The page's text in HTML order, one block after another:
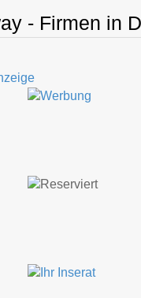
- Firmen in